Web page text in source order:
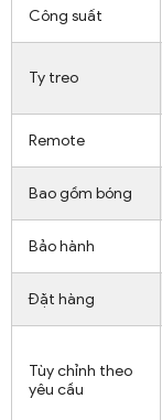
Công suất
Ty treo
Remote
Bao gồm bóng
Bảo hành
Đặt hàng
Tùy chỉnh theo
yêu cầu